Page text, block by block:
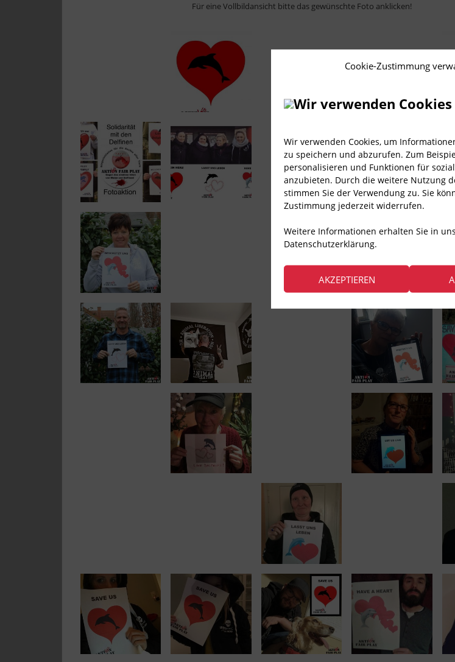
Cookie-Zustimmung
Wir verwenden Cookies
Wir verwenden Cookies, um
zu speichern und abzurufen. Zum
personalisieren und Funktionen für
anzubieten. Durch die weitere Nutzung
stimmen Sie der Verwendung zu. Sie
Zustimmung jederzeit widerrufen.
Weitere Informationen erhalten Sie in
Datenschutzerklärung.
AKZEPTIEREN
Für eine Vollbildansicht bitte das gewünschte Foto anklicken!